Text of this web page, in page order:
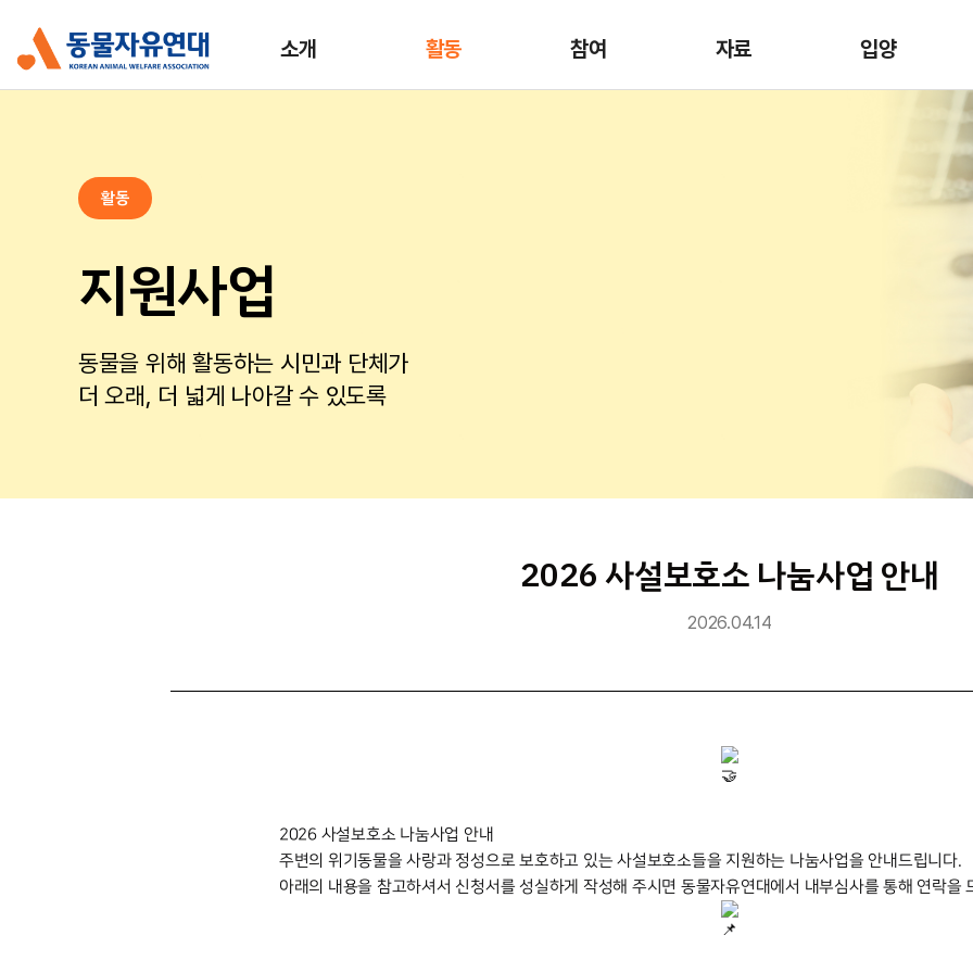
소개 활동 참여 자료 입양
활동
지원사업
동물을 위해 활동하는 시민과 단체가
더 오래, 더 넓게 나아갈 수 있도록
2026 사설보호소 나눔사업 안내
2026.04.14
2026 사설보호소 나눔사업 안내
주변의 위기동물을 사랑과 정성으로 보호하고 있는 사설보호소들을 지원하는 나눔사업을 안내드립니다.
아래의 내용을 참고하셔서 신청서를 성실하게 작성해 주시면 동물자유연대에서 내부심사를 통해 연락